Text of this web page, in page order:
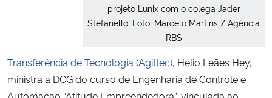
Ministério da Mulher, da Família e dos Direitos Humanos
Secretaria-Geral
projeto Lunix com o colega Jader
Stefanello. Foto: Marcelo Martins / Agência
RBS
Transferência de Tecnologia (Agittec), Hélio Leães Hey,
ministra a DCG do curso de Engenharia de Controle e
Automação “Atitude Empreendedora”, vinculada ao